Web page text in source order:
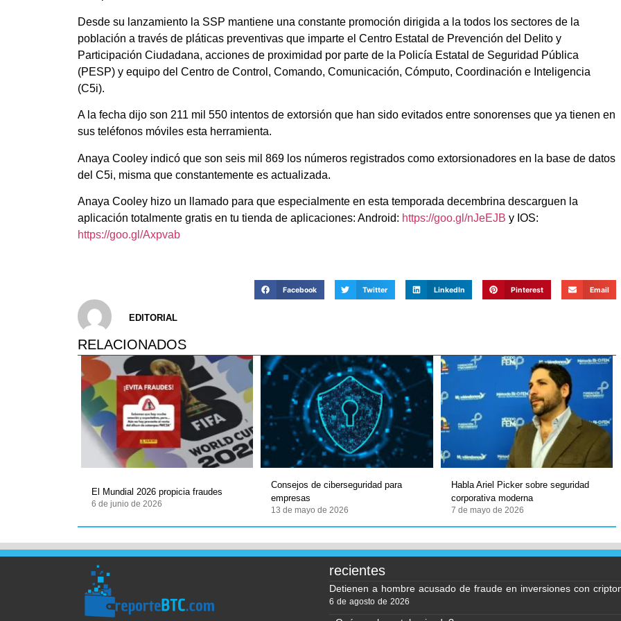
Desde su lanzamiento la SSP mantiene una constante promoción dirigida a la todos los sectores de la
población a través de pláticas preventivas que imparte el Centro Estatal de Prevención del Delito y
Participación Ciudadana, acciones de proximidad por parte de la Policía Estatal de Seguridad Pública
(PESP) y equipo del Centro de Control, Comando, Comunicación, Cómputo, Coordinación e Inteligencia
(C5i).
A la fecha dijo son 211 mil 550 intentos de extorsión que han sido evitados entre sonorenses que ya tienen en
sus teléfonos móviles esta herramienta.
Anaya Cooley indicó que son seis mil 869 los números registrados como extorsionadores en la base de datos
del C5i, misma que constantemente es actualizada.
Anaya Cooley hizo un llamado para que especialmente en esta temporada decembrina descarguen la
aplicación totalmente gratis en tu tienda de aplicaciones: Android: https://goo.gl/nJeEJB y IOS:
https://goo.gl/Axpvab
Facebook Twitter LinkedIn Pinterest Email
EDITORIAL
RELACIONADOS
El Mundial 2026 propicia fraudes
6 de junio de 2026
Consejos de ciberseguridad para
empresas
13 de mayo de 2026
Habla Ariel Picker sobre seguridad
corporativa moderna
7 de mayo de 2026
recientes
Detienen a hombre acusado de fraude en inversiones con
6 de agosto de 2026